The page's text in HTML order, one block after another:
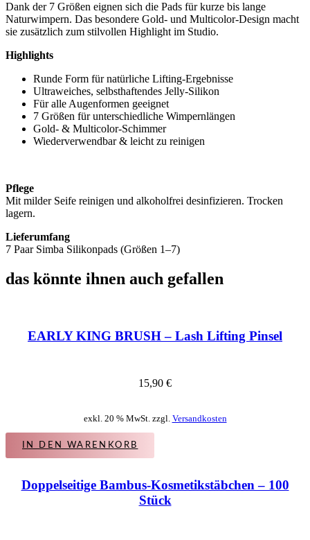
Dank der 7 Größen eignen sich die Pads für kurze bis lange
Naturwimpern. Das besondere Gold- und Multicolor-Design macht
sie zusätzlich zum stilvollen Highlight im Studio.
Highlights
Runde Form für natürliche Lifting-Ergebnisse
Ultraweiches, selbsthaftendes Jelly-Silikon
Für alle Augenformen geeignet
7 Größen für unterschiedliche Wimpernlängen
Gold- & Multicolor-Schimmer
Wiederverwendbar & leicht zu reinigen
Pflege
Mit milder Seife reinigen und alkoholfrei desinfizieren. Trocken
lagern.
Lieferumfang
7 Paar Simba Silikonpads (Größen 1–7)
das könnte ihnen auch gefallen
EARLY KING BRUSH – Lash Lifting Pinsel
15,90 €
exkl. 20 % MwSt. zzgl. Versandkosten
IN DEN WARENKORB
Doppelseitige Bambus-Kosmetikstäbchen – 100
Stück